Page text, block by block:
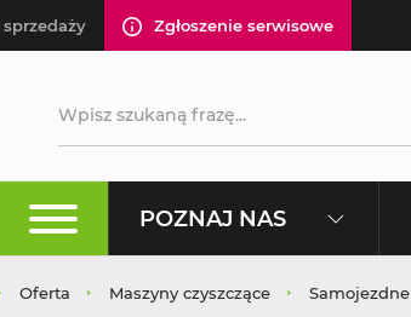
Zgłoszenie serwisowe
POZNAJ NAS
Oferta Maszyny czyszczące Samojezdne